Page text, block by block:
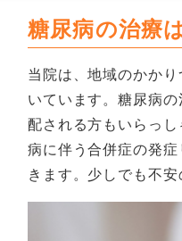
糖尿病の治療
当院は、地域のかか
いています。糖尿病
配される方もいらっ
病に伴う合併症の発
きます。少しでも不